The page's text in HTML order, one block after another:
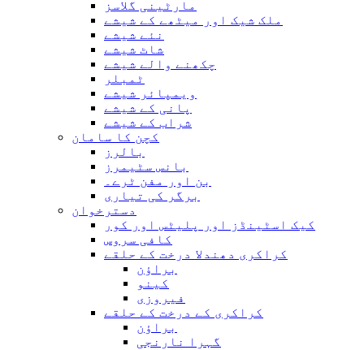
مارٹینی گلاسز
ملک شیک اور میٹھے کے شیشے
نئے شیشے
شاٹ شیشے
چکھنے والے شیشے
ٹمبلر
ویمپائر شیشے
پانی کے شیشے
شراب کے شیشے
کچن کا سامان
بالرز
بانس سٹیمرز
بن اور مفن ٹرے۔
برگر کی تیاری
دسترخوان
کیک اسٹینڈز اور پلیٹس اور کور
کافی سروس
کراکری دھندلا درخت کے حلقے
براؤن
کینو
فیروزی
کراکری کے درخت کے حلقے
براؤن
گہرا نارنجی